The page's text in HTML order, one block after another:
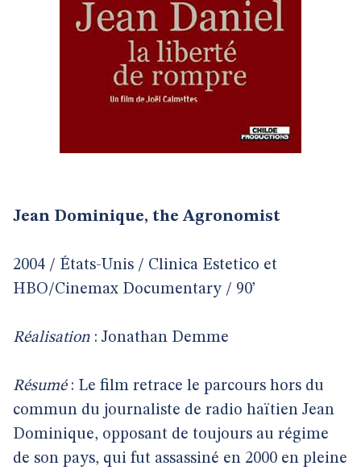
Jean Dominique, the Agronomist
2004 / États-Unis / Clinica Estetico et
HBO/Cinemax Documentary / 90’
Réalisation : Jonathan Demme
Résumé: Le film retrace le parcours hors du
commun du journaliste de radio haïtien Jean
Dominique, opposant de toujours au régime
de son pays, qui fut assassiné en 2000 en pleine